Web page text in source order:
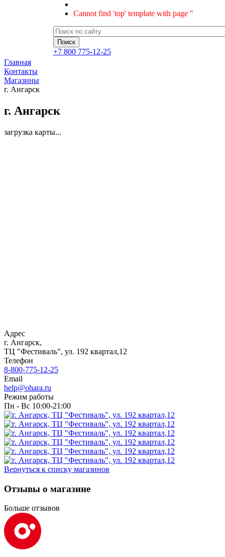
Cannot find 'top' template with page ''
+7 800 775-12-25
Главная
Контакты
Магазины
г. Ангарск
г. Ангарск
загрузка карты...
Адрес
г. Ангарск,
ТЦ "Фестиваль", ул. 192 квартал,12
Телефон
8-800-775-12-25
Email
help@ohara.ru
Режим работы
Пн - Вс 10:00-21:00
Вернуться к списку магазинов
Отзывы о магазине
Больше отзывов